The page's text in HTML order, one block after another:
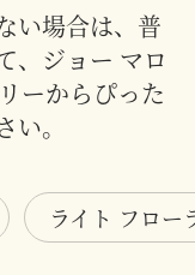
い場合は、普
、ジョー マロ
ーからぴった
。
ライト フロー